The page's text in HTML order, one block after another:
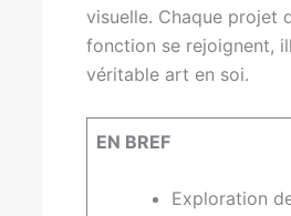
visuelle. Chaque projet
fonction se rejoignent,
véritable art en soi.
EN BREF
Exploration